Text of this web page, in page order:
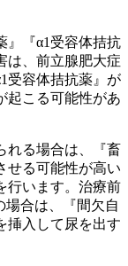
』『α1受容体拮抗
は、前立腺肥大症
受容体拮抗薬』が
起こる可能性があ
れる場合は、『畜
せる可能性が高い
行います。治療前
場合は、『間欠自
挿入して尿を出す